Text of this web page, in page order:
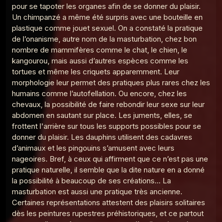
Le Point G! 2 L'amour en public
Le Poing G
10
Le point G! 2 Le fantasme de la plage
Le Poing G
Le Point G! La laliophilie
Le Poing G
12
Le Point G! 2 La sidérodromophilie
Le Poing G
13
Le Point G! La soceraphilie
Le Poing G
14
Le Point G! 2 La forniphilie
Le Poing G
15
Le Point G! 2 L’autoscopophilie
Le Poing G
16
Le Point G! 2 L’hypnophilie
Le Poing G